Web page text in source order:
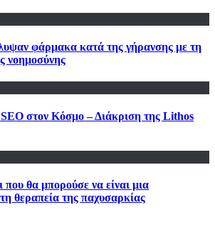
φάρμακα κατά της γήρανσης με τη
νοημοσύνης
στον Κόσμο – Διάκριση της Lithos
που θα μπορούσε να είναι μια
θεραπεία της παχυσαρκίας